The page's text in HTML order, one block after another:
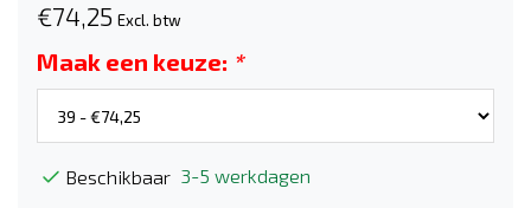
€74,25 Excl. btw
Maak een keuze: *
Beschikbaar 3-5 werkdagen